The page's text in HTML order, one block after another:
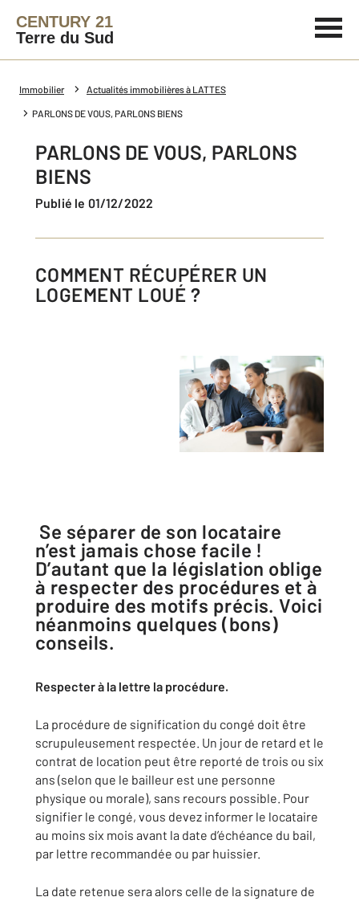
CENTURY 21
Terre du Sud
Immobilier Actualités immobilières à LATTES
PARLONS DE VOUS, PARLONS BIENS
PARLONS DE VOUS, PARLONS
BIENS
Publié le 01/12/2022
COMMENT RÉCUPÉRER UN
LOGEMENT LOUÉ ?
Se séparer de son locataire
n’est jamais chose facile !
D’autant que la législation oblige
à respecter des procédures et à
produire des motifs précis. Voici
néanmoins quelques (bons)
conseils.
Respecter à la lettre la procédure.
La procédure de signification du congé doit être
scrupuleusement respectée. Un jour de retard et le
contrat de location peut être reporté de trois ou six
ans (selon que le bailleur est une personne
physique ou morale), sans recours possible. Pour
signifier le congé, vous devez informer le locataire
au moins six mois avant la date d’échéance du bail,
par lettre recommandée ou par huissier.
La date retenue sera alors celle de la signature de